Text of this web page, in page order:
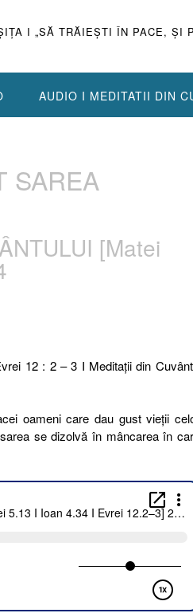
I „SĂ TRĂIEŞTI ÎN PACE, ŞI
AUDIO I MEDITATII DIN
SAREA
[Matei
12 : 2 – 3 I Meditaţii din
oameni care dau gust vieții
se dizolvă în mâncarea în